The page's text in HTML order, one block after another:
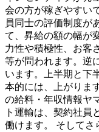
会の方が稼ぎやすい
員同士の評価制度が
て、昇給の額の幅が
力性や積極性、お客
等が問われます。逆
います。上半期と下
本的には、上がりま
の給料・年収情報ヤ
ト運輸は、契約社員
働けます。 そしてさ